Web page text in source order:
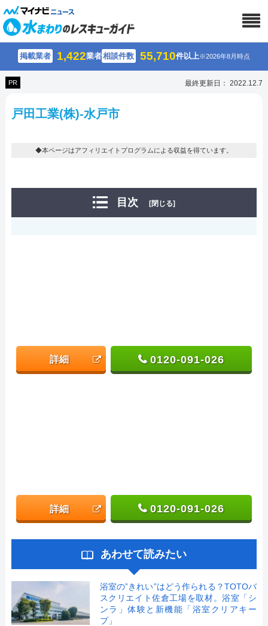
掲載業者 1,422業者相談件数 55,710件以上※2026年8月時点
PR 最終更新日： 2022.12.7
戸田工業(株)-水戸市
◆本ページはアフィリエイトプログラムによる収益を得ています。
目次 [閉じる]
詳細 0120-091-026
詳細 0120-091-026
あわせて読みたい
浴室の”きれい”はどう作られる？TOTOバ
スクリエイト佐倉工場を取材。浴室「シ
ンラ」体験と新機能「浴室クリアキー
プ」